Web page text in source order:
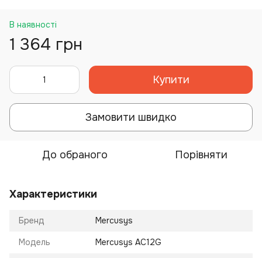
В наявності
1 364 грн
Купити
Замовити швидко
До обраного Порівняти
Характеристики
Бренд Mercusys
Модель Mercusys AC12G